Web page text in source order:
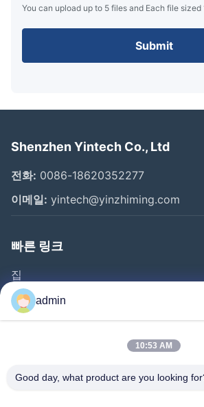
You can upload up to 5 files and Each file sized
Submit
Shenzhen Yintech Co., Ltd
전화: 0086-18620352277
이메일: yintech@yinzhiming.com
빠른 링크
집
제품
동영상
공장 여행
admin
10:53 AM
Good day, what product are you looking